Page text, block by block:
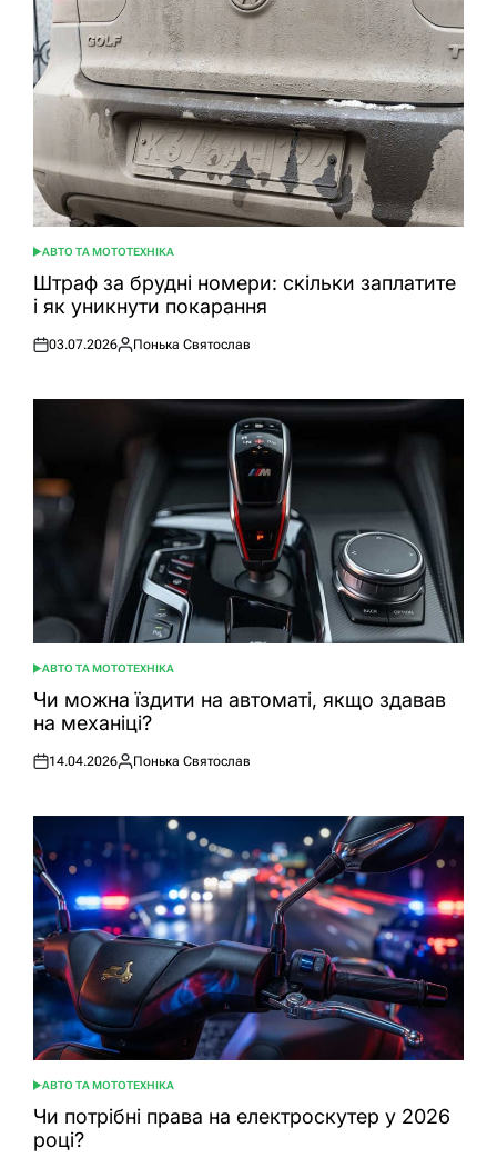
ОПУБЛІКУВАТИ
У
АВТО ТА МОТОТЕХНІКА
Штраф за брудні номери: скільки заплатите
і як уникнути покарання
Оприлюднено
03.07.2026
Опубліковано
Понька Святослав
ОПУБЛІКУВАТИ
У
АВТО ТА МОТОТЕХНІКА
Чи можна їздити на автоматі, якщо здавав
на механіці?
Оприлюднено
14.04.2026
Опубліковано
Понька Святослав
ОПУБЛІКУВАТИ
У
АВТО ТА МОТОТЕХНІКА
Чи потрібні права на електроскутер у 2026
році?